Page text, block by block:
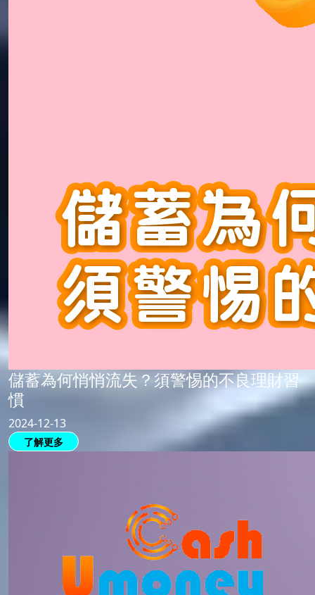
儲蓄為何悄悄流失？須警惕的不良理財習
慣
2024-12-13
了解更多